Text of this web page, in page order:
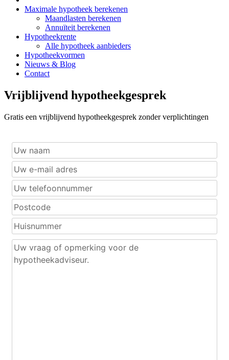
Maximale hypotheek berekenen
Maandlasten berekenen
Annuïteit berekenen
Hypotheekrente
Alle hypotheek aanbieders
Hypotheekvormen
Nieuws & Blog
Contact
Vrijblijvend hypotheekgesprek
Gratis een vrijblijvend hypotheekgesprek zonder verplichtingen